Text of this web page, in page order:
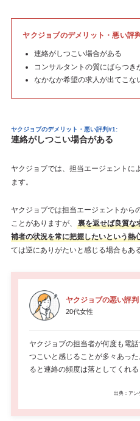
ヤクジョブのデメリット・悪い評判
連絡がしつこい場合がある
コンサルタントの質にばらつき
なかなか希望の求人が出てこな
ヤクジョブのデメリット・悪い評判#1:
連絡がしつこい場合がある
ヤクジョブでは、担当エージェントに
ます。
ヤクジョブでは担当エージェントから
ことがありますが、
裏を返せば良質な
補者の状況を常に把握したいという熱
ては逆にありがたいと感じる場合もあ
ヤクジョブの悪い評判
20代女性
ヤクジョブの担当者が何度も電
つこいと感じることが多々あっ
ると連絡の頻度は落としてくれる
出典：アン